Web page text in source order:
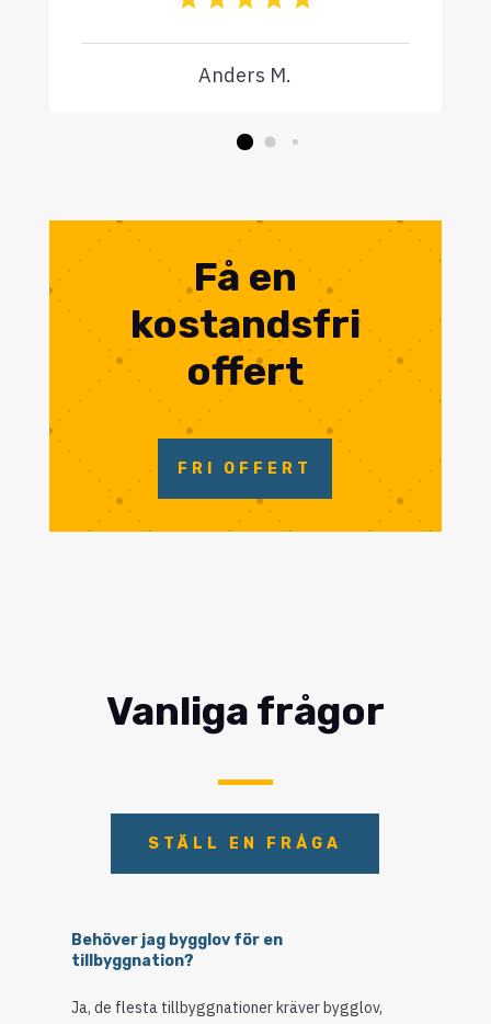
Anders M.
Få en
kostandsfri
offert
FRI OFFERT
Vanliga frågor
STÄLL EN FRÅGA
Behöver jag bygglov för en
tillbyggnation?
Ja, de flesta tillbyggnationer kräver bygglov,